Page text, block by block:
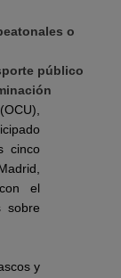
o
público
cinco
el
sobre
y